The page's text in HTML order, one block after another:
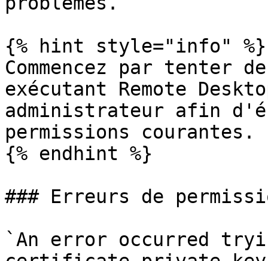
{% hint style="info" %}
Commencez par tenter
exécutant Remote
administrateur afin
permissions courantes.
{% endhint %}
### Erreurs de
`An error occurred